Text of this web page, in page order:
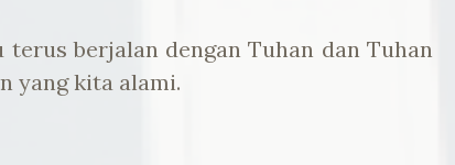
berjalan dengan Tuhan dan Tuhan
yang kita alami.